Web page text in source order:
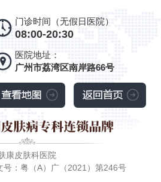
门诊时间（无假日医院）
08:00-20:30
医院地址：
广州市荔湾区南岸路66号
康皮肤科医院
号：粤（A）广（2021）第246号